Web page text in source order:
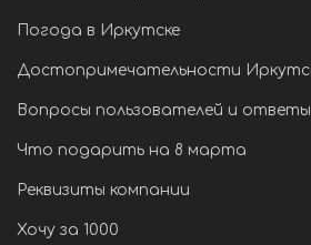
Погода в Иркутске
Достопримечательности
Вопросы пользователей и
Что подарить на 8 марта
Реквизиты компании
Хочу за 1000